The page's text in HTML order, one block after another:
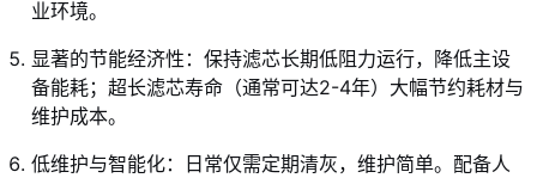
业环境。
显著的节能经济性：保持滤芯长期低阻力运行，降低主设
备能耗；超长滤芯寿命（通常可达2-4年）大幅节约耗材与
维护成本。
低维护与智能化：日常仅需定期清灰，维护简单。配备人